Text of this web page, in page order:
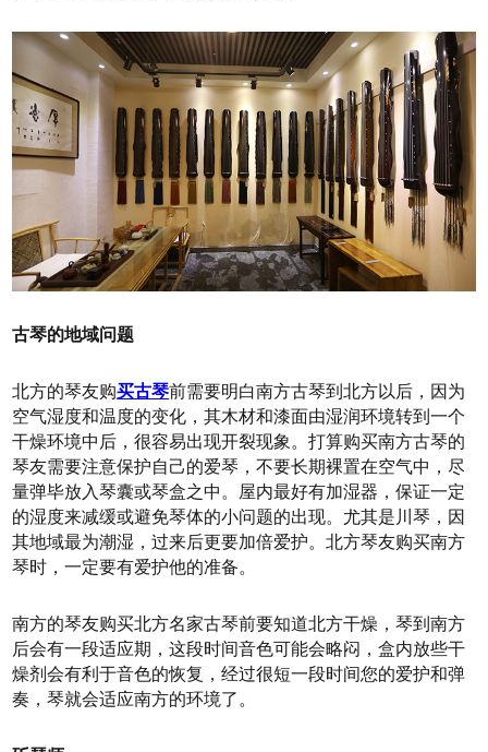
古琴的地域问题
北方的琴友购买古琴前需要明白南方古琴到北方以后，因为
空气湿度和温度的变化，其木材和漆面由湿润环境转到一个
干燥环境中后，很容易出现开裂现象。打算购买南方古琴的
琴友需要注意保护自己的爱琴，不要长期裸置在空气中，尽
量弹毕放入琴囊或琴盒之中。屋内最好有加湿器，保证一定
的湿度来减缓或避免琴体的小问题的出现。尤其是川琴，因
其地域最为潮湿，过来后更要加倍爱护。北方琴友购买南方
琴时，一定要有爱护他的准备。
南方的琴友购买北方名家古琴前要知道北方干燥，琴到南方
后会有一段适应期，这段时间音色可能会略闷，盒内放些干
燥剂会有利于音色的恢复，经过很短一段时间您的爱护和弹
奏，琴就会适应南方的环境了。